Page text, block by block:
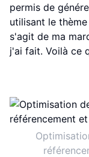
permis de
utilisant le
s'agit de ma
j'ai fait. Voilà ce